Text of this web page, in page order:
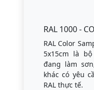
RAL 1000 -
RAL Color
5x15cm là
đang làm
khác có yêu
RAL thực tế.